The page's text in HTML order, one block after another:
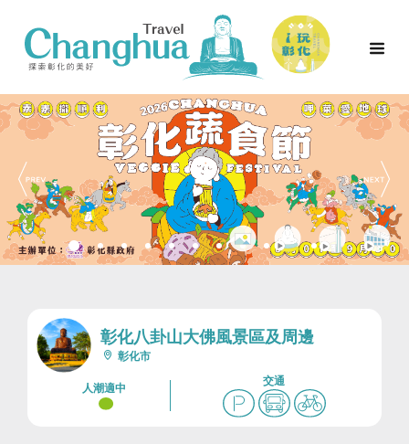
彰化八卦山大佛風景區及周邊
彰化市
人潮適中
交通